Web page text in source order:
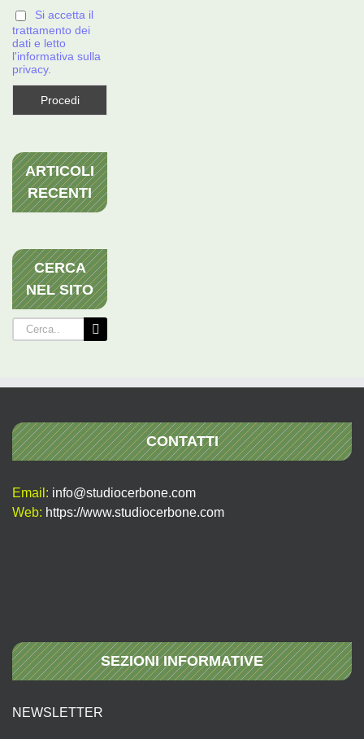
Si accetta il
trattamento dei
dati e letto
l'informativa sulla
privacy.
ARTICOLI
RECENTI
CERCA
NEL SITO
Cerca
per:
CONTATTI
Email: info@studiocerbone.com
Web: https://www.studiocerbone.com
SEZIONI INFORMATIVE
NEWSLETTER